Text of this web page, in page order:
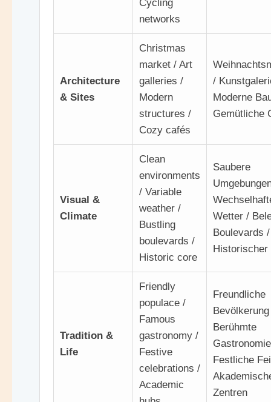
Cycling
networks
Architecture
& Sites
Christmas
market / Art
galleries /
Modern
structures /
Cozy cafés
/
Moderne
Gemütliche
Visual &
Climate
Clean
environments
/ Variable
weather /
Bustling
boulevards /
Historic core
Saubere
Wetter /
Boulevards /
Historischer
Tradition &
Life
Friendly
populace /
Famous
gastronomy /
Festive
celebrations /
Academic
Freundliche
Berühmte
Festliche
Zentren